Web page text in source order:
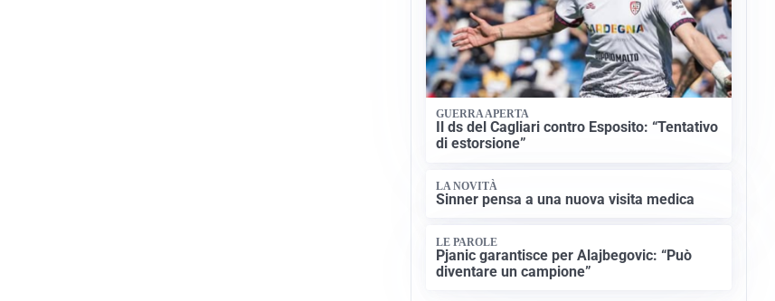
GUERRA APERTA
Il ds del Cagliari contro Esposito: “Tentativo
di estorsione”
LA NOVITÀ
Sinner pensa a una nuova visita medica
LE PAROLE
Pjanic garantisce per Alajbegovic: “Può
diventare un campione”